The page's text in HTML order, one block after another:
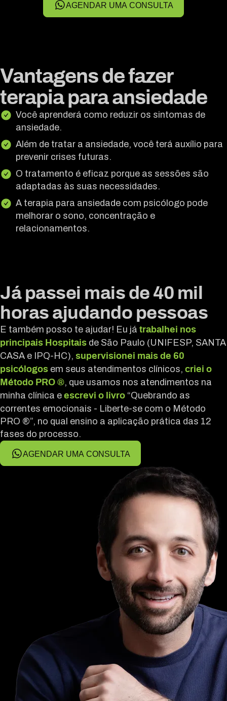
AGENDAR UMA CONSULTA
Vantagens de fazer
terapia para ansiedade
Você aprenderá como reduzir os sintomas de
ansiedade.
Além de tratar a ansiedade, você terá auxílio para
prevenir crises futuras.
O tratamento é eficaz porque as sessões são
adaptadas às suas necessidades.
A terapia para ansiedade com psicólogo pode
melhorar o sono, concentração e
relacionamentos.
Já passei mais de 40 mil
horas ajudando pessoas
E também posso te ajudar! Eu já trabalhei nos
principais Hospitais de São Paulo (UNIFESP, SANTA
CASA e IPQ-HC), supervisionei mais de 60
psicólogos em seus atendimentos clínicos, criei o
Método PRO ®, que usamos nos atendimentos na
minha clínica e escrevi o livro “Quebrando as
correntes emocionais - Liberte-se com o Método
PRO ®”, no qual ensino a aplicação prática das 12
fases do processo.
AGENDAR UMA CONSULTA